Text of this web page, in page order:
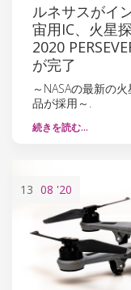
ルネサスがイ
宙用IC、火星
2020
が完了
～NASAの最新の
品が採用～.
続きを読む…
13 08 '20